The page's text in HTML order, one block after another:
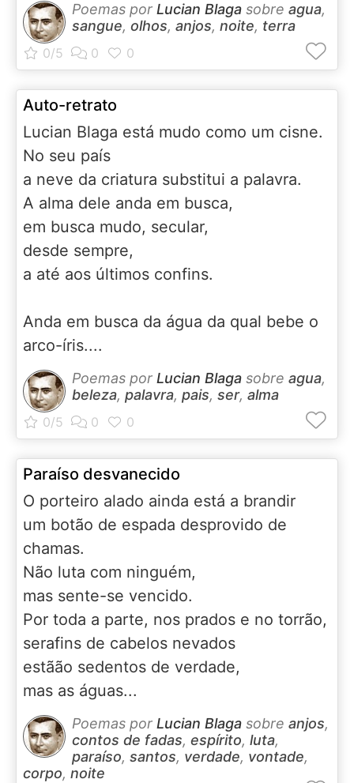
Poemas por Lucian Blaga sobre agua,
sangue, olhos, anjos, noite, terra
Auto-retrato
Lucian Blaga está mudo como um cisne.
No seu país
a neve da criatura substitui a palavra.
A alma dele anda em busca,
em busca mudo, secular,
desde sempre,
a até aos últimos confins.
Anda em busca da água da qual bebe o
arco-íris....
Poemas por Lucian Blaga sobre agua,
beleza, palavra, pais, ser, alma
Paraíso desvanecido
O porteiro alado ainda está a brandir
um botão de espada desprovido de
chamas.
Não luta com ninguém,
mas sente-se vencido.
Por toda a parte, nos prados e no torrão,
serafins de cabelos nevados
estãão sedentos de verdade,
mas as águas...
Poemas por Lucian Blaga sobre anjos,
contos de fadas, espírito, luta,
paraíso, santos, verdade, vontade,
corpo, noite